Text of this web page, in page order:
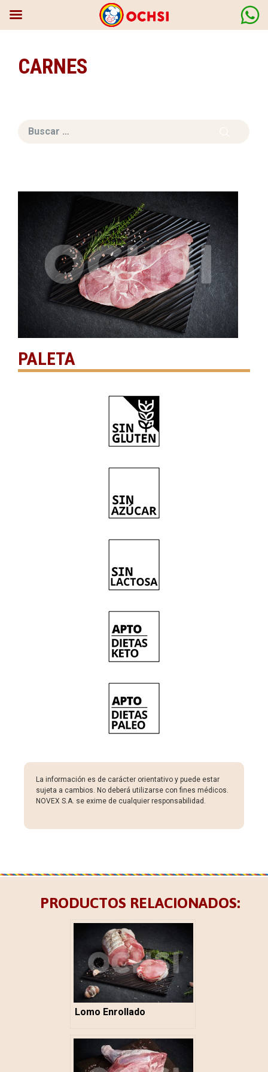
CARNES
PALETA
La información es de carácter orientativo y puede estar
sujeta a cambios. No deberá utilizarse con fines médicos.
NOVEX S.A. se exime de cualquier responsabilidad.
PRODUCTOS RELACIONADOS:
Lomo Enrollado